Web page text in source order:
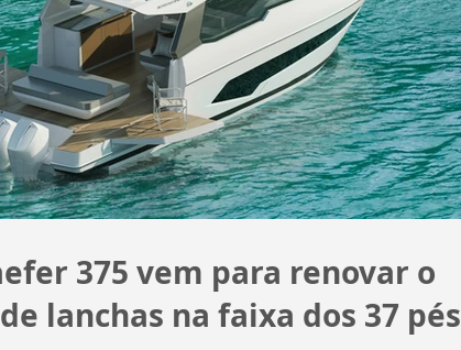
375 vem para renovar o
lanchas na faixa dos 37 pés